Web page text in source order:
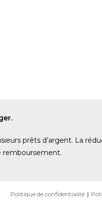
prêts d’argent. La
remboursement.
Politique de confidentialité